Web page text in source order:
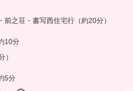
之荘・書写西住宅行（約20分）
10分
）
5分